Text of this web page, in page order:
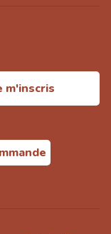
m'inscris